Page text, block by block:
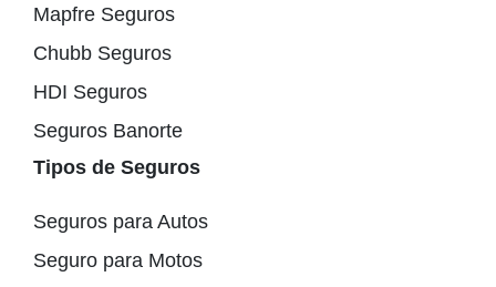
Mapfre Seguros
Chubb Seguros
HDI Seguros
Seguros Banorte
Tipos de Seguros
Seguros para Autos
Seguro para Motos